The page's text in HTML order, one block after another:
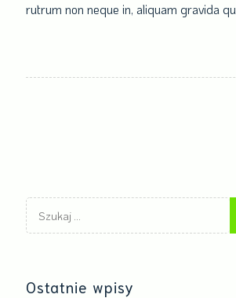
rutrum non neque in, aliquam gravida
Szukaj:
Ostatnie wpisy